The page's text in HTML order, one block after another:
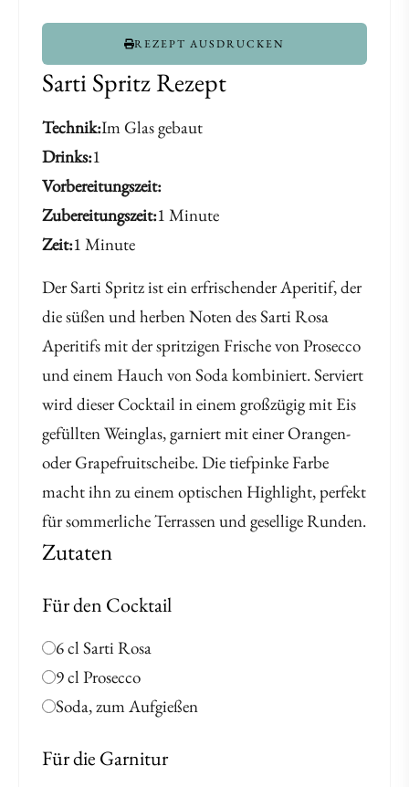
Sarti Spritz Rezept
Technik Im Glas gebaut
Drinks 1
Vorbereitungszeit
Zubereitungszeit 1 Minute
Zeit 1 Minute
Der Sarti Spritz ist ein erfrischender Aperitif, der
die süßen und herben Noten des Sarti Rosa
Aperitifs mit der spritzigen Frische von Prosecco
und einem Hauch von Soda kombiniert. Serviert
wird dieser Cocktail in einem großzügig mit Eis
gefüllten Weinglas, garniert mit einer Orangen-
oder Grapefruitscheibe. Die tiefpinke Farbe
macht ihn zu einem optischen Highlight, perfekt
für sommerliche Terrassen und gesellige Runden.
REZEPT AUSDRUCKEN
Zutaten
Für den Cocktail
6 cl Sarti Rosa
9 cl Prosecco
Soda, zum Aufgießen
Für die Garnitur